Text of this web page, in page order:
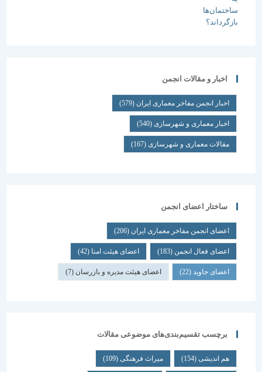
اخبار و مقالات انجمن
اخبار انجمن مفاخر معماری ایران (579)
اخبار معماری و شهرسازی(540)
مقالات معماری و شهرسازی(167)
ساختار اعضای انجمن
اعضای انجمن مفاخر معماری ایران (206)
اعضای فعال انجمن(183) اعضای هیئت امنا(42)
اعضای جاوید(22) اعضای هیئت مدیره و بازرسان(7)
برچسب تقسیم‌بندی‌های موضوعی مقالات
هم اندیشی (154) میراث فرهنگی (109)